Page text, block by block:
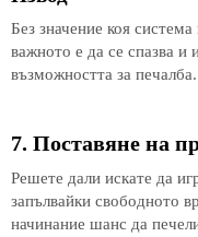
Без значение коя система
важното е да се спазва и
възможността за печалба.
7. Поставяне на
Решете дали искате да
запълвайки свободното
начинание шанс да